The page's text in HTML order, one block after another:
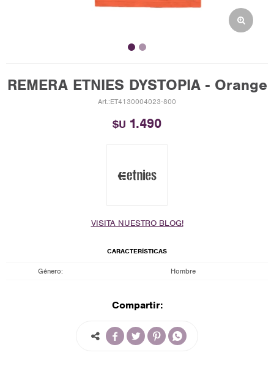
REMERA ETNIES DYSTOPIA - Orange
ET4130004023-800
$U 1.490
VISITA NUESTRO BLOG!
CARACTERÍSTICAS
Género Hombre
Compartir:
   